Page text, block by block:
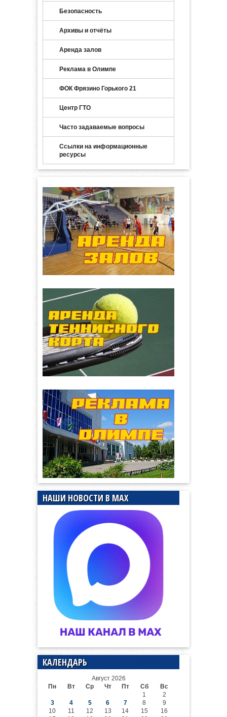
Безопасность
Архивы и отчёты
Аренда залов
Реклама в Олимпе
ФОК Фрязино Горького 21
Центр ГТО
Часто задаваемые вопросы
Ссылки на информационные
ресурсы
НАШИ НОВОСТИ В MAX
КАЛЕНДАРЬ
Август 2026
Пн
Вт Ср Чт Пт Сб
Вс
1
2
3
4 5 6 7 8
9
10
11 12 13 14 15
16